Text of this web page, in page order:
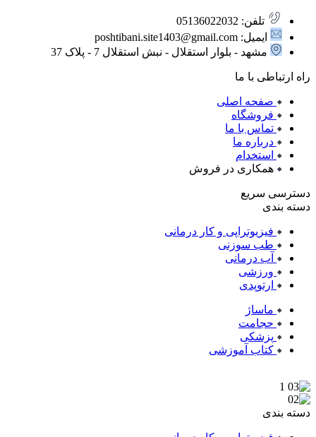
تلفن: 05136022032
ایمیل: poshtibani.site1403@gmail.com
مشهد - بلوار استقلال - نبش استقلال 7 - پلاک 37
راه ارتباطی با ما
صفحه اصلی
فروشگاه
تماس با ما
درباره ما
استخدام
همکاری در فروش
دسترسی سریع
دسته بندی
فیزیوتراپی و کار درمانی
طب سوزنی
آب درمانی
ورزشی
ارتوپدی
ماساژ
حجامت
پزشکی
کتاب آموزشی
دسته بندی